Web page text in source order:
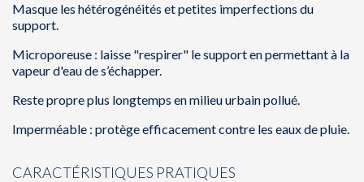
Masque les hétérogénéités et petites imperfections du
support.
Microporeuse : laisse "respirer" le support en permettant à la
vapeur d'eau de s’échapper.
Reste propre plus longtemps en milieu urbain pollué.
Imperméable : protège efficacement contre les eaux de pluie.
CARACTÉRISTIQUES PRATIQUES